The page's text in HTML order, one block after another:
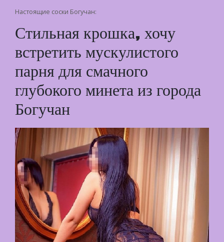
Настоящие соски Богучан:
Стильная крошка, хочу
встретить мускулистого
парня для смачного
глубокого минета из города
Богучан